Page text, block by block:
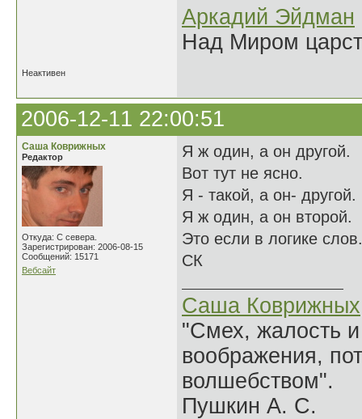
Аркадий Эйдман
Над Миром
Неактивен
2006-12-11 22:00:51
Саша Коврижных
Редактор
Откуда: С севера.
Зарегистрирован: 2006-08-15
Сообщений: 15171
Вебсайт
Я ж один, а он другой.
Вот тут не ясно.
Я - такой, а он- другой.
Я ж один, а он второй.
Это если в логике слов.
СК
Саша Коврижных
"Смех, жалость
воображения,
волшебством".
Пушкин А. С.